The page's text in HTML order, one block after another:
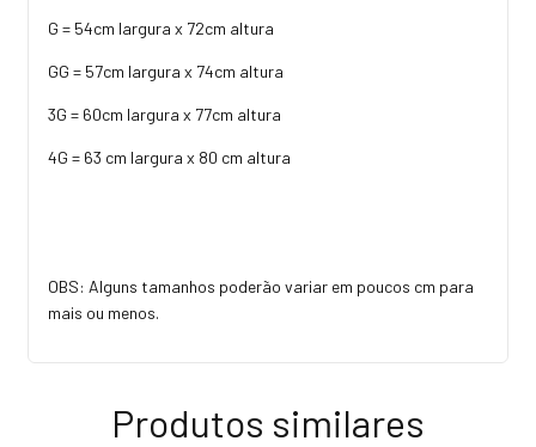
G = 54cm largura x 72cm altura
GG = 57cm largura x 74cm altura
3G = 60cm largura x 77cm altura
4G = 63 cm largura x 80 cm altura
OBS: Alguns tamanhos poderão variar em poucos cm para
mais ou menos.
Produtos similares